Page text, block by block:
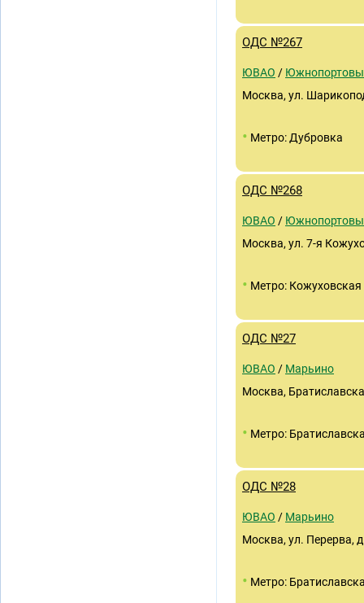
ОДС №267
ЮВАО /
Москва, ул.
• Метро: Дубровка
ОДС №268
ЮВАО /
Москва, ул. 7-я
• Метро: Кожуховская
ОДС №27
ЮВАО / Марьино
Москва,
• Метро:
ОДС №28
ЮВАО / Марьино
Москва, ул. Перерва,
• Метро: